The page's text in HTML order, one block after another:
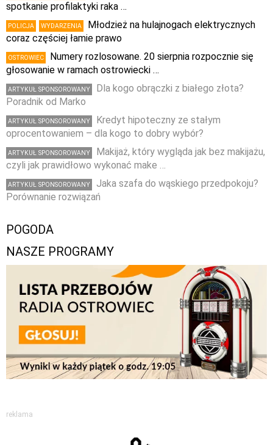
spotkanie profilaktyki raka …
POLICJA WYDARZENIA
Młodzież na hulajnogach elektrycznych
coraz częściej łamie prawo
OSTROWIEC
Numery rozlosowane. 20 sierpnia rozpocznie się
głosowanie w ramach ostrowiecki …
ARTYKUŁ SPONSOROWANY
Dla kogo obrączki z białego złota?
Poradnik od Marko
ARTYKUŁ SPONSOROWANY
Kredyt hipoteczny ze stałym
oprocentowaniem – dla kogo to dobry wybór?
ARTYKUŁ SPONSOROWANY
Makijaż, który wygląda jak bez makijażu,
czyli jak prawidłowo wykonać make …
ARTYKUŁ SPONSOROWANY
Jaka szafa do wąskiego przedpokoju?
Porównanie rozwiązań
POGODA
NASZE PROGRAMY
reklama